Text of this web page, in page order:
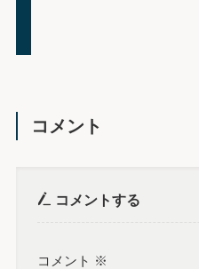
コメント
コメントする
コメント ※